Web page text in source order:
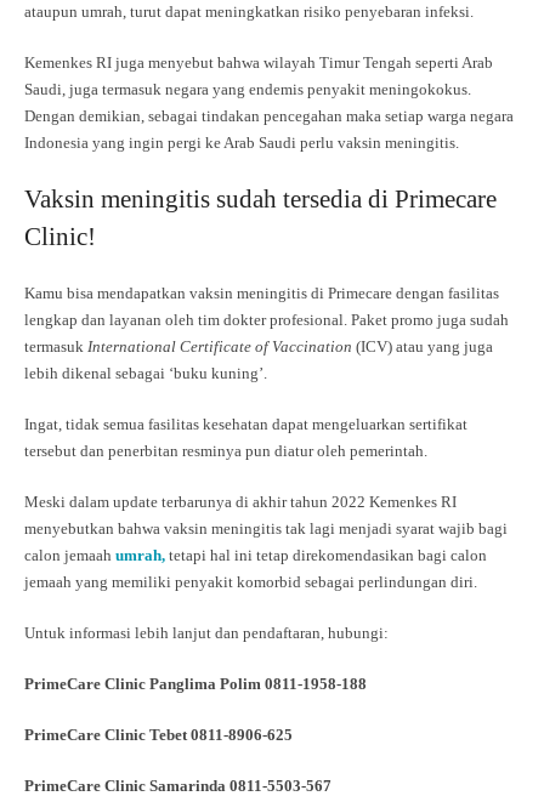
ataupun umrah, turut dapat meningkatkan risiko penyebaran infeksi.
Kemenkes RI juga menyebut bahwa wilayah Timur Tengah seperti Arab
Saudi, juga termasuk negara yang endemis penyakit meningokokus.
Dengan demikian, sebagai tindakan pencegahan maka setiap warga negara
Indonesia yang ingin pergi ke Arab Saudi perlu vaksin meningitis.
Vaksin meningitis sudah tersedia di Primecare
Clinic!
Kamu bisa mendapatkan vaksin meningitis di Primecare dengan fasilitas
lengkap dan layanan oleh tim dokter profesional. Paket promo juga sudah
termasuk International Certificate of Vaccination (ICV) atau yang juga
lebih dikenal sebagai ‘buku kuning’.
Ingat, tidak semua fasilitas kesehatan dapat mengeluarkan sertifikat
tersebut dan penerbitan resminya pun diatur oleh pemerintah.
Meski dalam update terbarunya di akhir tahun 2022 Kemenkes RI
menyebutkan bahwa vaksin meningitis tak lagi menjadi syarat wajib bagi
calon jemaah umrah, tetapi hal ini tetap direkomendasikan bagi calon
jemaah yang memiliki penyakit komorbid sebagai perlindungan diri.
Untuk informasi lebih lanjut dan pendaftaran, hubungi:
PrimeCare Clinic Panglima Polim 0811-1958-188
PrimeCare Clinic Tebet 0811-8906-625
PrimeCare Clinic Samarinda 0811-5503-567